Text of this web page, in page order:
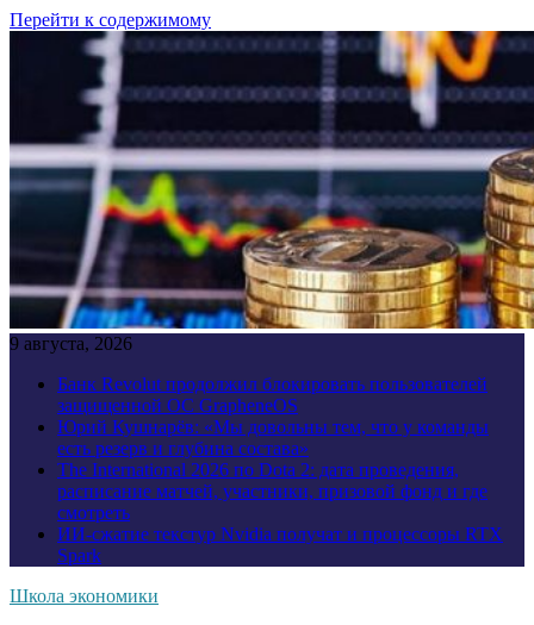
Перейти к содержимому
9 августа, 2026
Банк Revolut продолжил блокировать пользователей
защищенной ОС GrapheneOS
Юрий Кушнарёв: «Мы довольны тем, что у команды
есть резерв и глубина состава»
The International 2026 по Dota 2: дата проведения,
расписание матчей, участники, призовой фонд и где
смотреть
ИИ-сжатие текстур Nvidia получат и процессоры RTX
Spark
Школа экономики